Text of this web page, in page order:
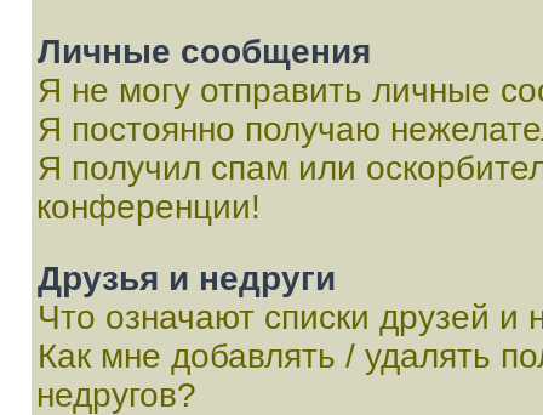
Личные сообщения
Я не могу отправить личные
Я постоянно получаю
Я получил спам или
конференции!
Друзья и недруги
Что означают списки друзей и
Как мне добавлять / удалять
недругов?